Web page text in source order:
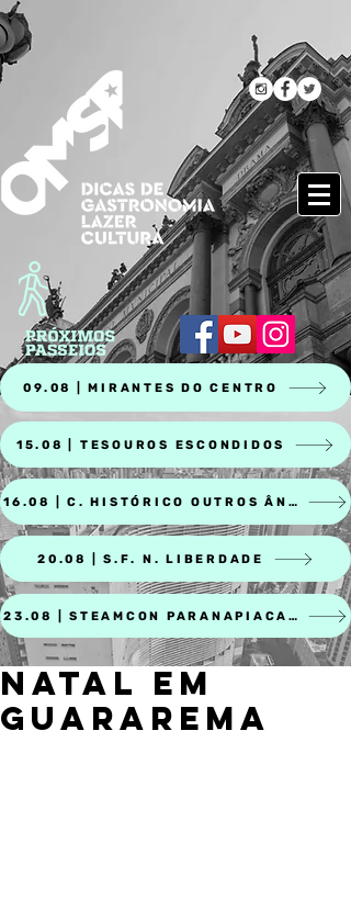
09.08 | MIRANTES DO CENTRO
15.08 | TESOUROS ESCONDIDOS
16.08 | C. HISTÓRICO OUTROS ÂNGULOS
20.08 | S.F. N. LIBERDADE
23.08 | STEAMCON PARANAPIACABA
NATAL EM
GUARAREMA